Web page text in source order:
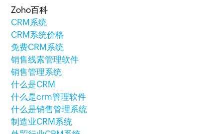
Zoho百科
CRM系统
CRM系统价格
免费CRM系统
销售线索管理软件
销售管理系统
什么是CRM
什么是crm管理软件
什么是销售管理系统
制造业CRM系统